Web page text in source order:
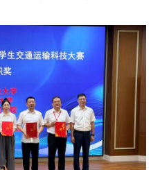
子必经的成长之路。今天，让我
程学院医学院助产学242班姜雨婷
从“在校学生”到“生命守护者”的蜕
笔记本上认真...